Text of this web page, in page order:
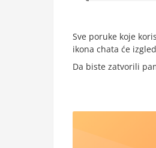
Sve poruke koje
ikona chata će
Da biste zatvorili